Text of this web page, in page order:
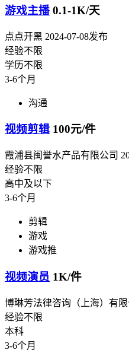
游戏主播 0.1-1K/天
点点开黑 2024-07-08发布
经验不限
学历不限
3-6个月
沟通
视频剪辑 100元/件
霞浦县闽誉水产品有限公司
经验不限
高中及以下
3-6个月
剪辑
游戏
游戏推
视频演员 1K/件
博琳芳法律咨询（上海）有限
经验不限
本科
3-6个月